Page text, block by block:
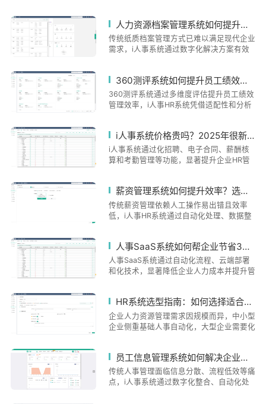
人力资源档案管理系统如何提升管理效率？2025年哪款系统适合你的企业？
传统纸质档案管理方式已难以满足现代企业
需求，i人事系统通过数字化解决方案有效
职管理、多维度考勤整合和薪酬绩效联动等
功能，显著提升档案管理效率，如某餐饮连
锁实现档案整理时间减少85%。系统支持定
升级方向发展。企业在选型时应关注系统自
动化程度、多场景覆盖能力和预警机制，i
人事凭借全流程自动化和分析功能，成为企
业数字化转型的优选方案。
360测评系统如何提升员工绩效？企业如何选择适合的360测评工具？
360测评系统通过多维度评估提升员工绩效
管理效率，i人事HR系统凭借适配性和分析
化绩效管理，并指出企业选择工具时应关注
场景适配、数据整合等核心标准。重点介绍
i人事系统的三大优势：灵活模板配置、数
重"适配与协同"，建议企业优先考虑具备业
务协同能力的解决方案，以构建科学的绩效
管理体系。
i人事系统价格贵吗？2025年很新收费标准及性价比分析
i人事系统通过化招聘、电子合同、薪酬核
算和考勤管理等功能，显著提升企业HR管
入职优化等。实际案例显示，某连锁餐饮集
团使用后员工信息录入效率提升70%，化企
业福里斯管理成本降低30%。系统采用银行
本、优化决策流程和适配性，终帮助企业实
现管理效能与成本的平衡。
薪资管理系统如何提升效率？选错系统会带来哪些风险？
传统薪资管理依赖人工操作易出错且效率
低，i人事HR系统通过自动化处理、数据整
求并提升员工自助体验。选错系统可能导致
数据错误、流程低效、合规漏洞和员工不满
等问题。i人事针对连锁企业痛点提供多薪
置、数据安全和移动端支持等关键点，确保
高效与合规并重。
人事SaaS系统如何帮企业节省30%人力成本并实现化管理？
人事SaaS系统通过自动化流程、云端部署
和化技术，显著降低企业人力成本并提升管
自助服务释放HR战略价值。系统整合数据
支持科学决策，AI技术实现风险预警和个性
化管理。i人事提供全场景覆盖方案，未来
键基础设施。
HR系统选型指南：如何选择适合企业规模的人力资源管理软件？
企业人力资源管理需求因规模而异，中小型
企业侧重基础人事自动化，大型企业需要化
薪酬核算、多分支机构协同等功能。系统注
重数据安全与合规性，支持灵活配置和移动
端操作，已服务连锁零售、制造、金融等多
员工信息管理系统如何解决企业人事管理效率低下的问题？
传统人事管理面临信息分散、流程低效等痛
点，i人事系统通过数字化整合、自动化处